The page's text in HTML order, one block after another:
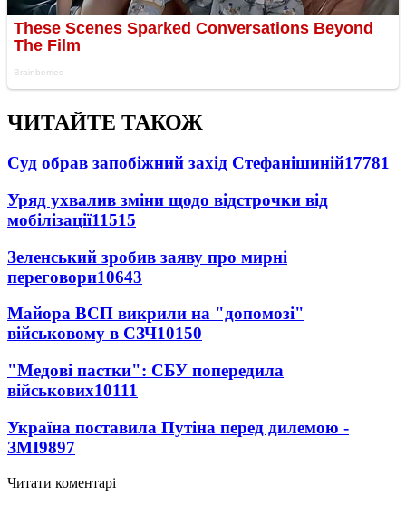
ЧИТАЙТЕ ТАКОЖ
Суд обрав запобіжний захід Стефанішиній17781
Уряд ухвалив зміни щодо відстрочки від
мобілізації11515
Зеленський зробив заяву про мирні
переговори10643
Майора ВСП викрили на "допомозі"
військовому в СЗЧ10150
"Медові пастки": СБУ попередила
військових10111
Україна поставила Путіна перед дилемою -
ЗМІ9897
Читати коментарі